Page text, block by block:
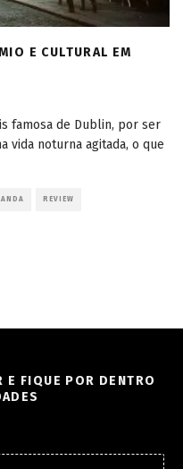
E CULTURAL EM
famosa de Dublin, por ser
vida noturna agitada, o que
REVIEW
E FIQUE POR DENTRO